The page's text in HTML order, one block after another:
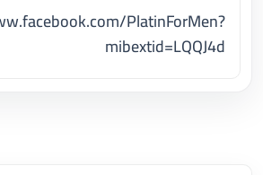
اضغط لتحميل الموقع
PlatinForMen?
mibextid=LQQJ4d